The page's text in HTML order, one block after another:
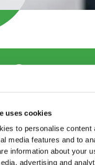
uses cookies
to personalise content
media features and to
information about your
advertising and
Book an